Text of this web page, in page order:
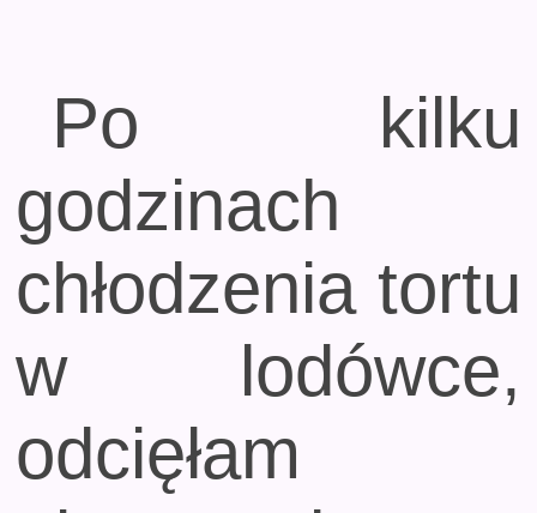
Po kilku
godzinach
chłodzenia tortu
w lodówce,
odcięłam